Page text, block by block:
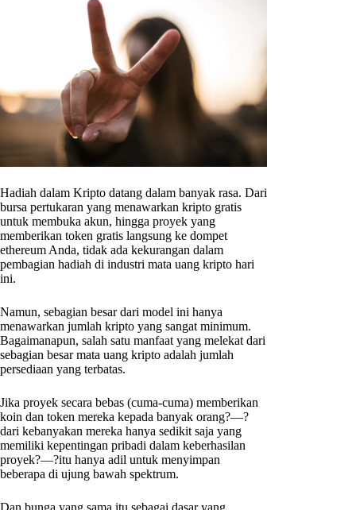
Hadiah dalam Kripto datang dalam banyak rasa. Dari
bursa pertukaran yang menawarkan kripto gratis
untuk membuka akun, hingga proyek yang
memberikan token gratis langsung ke dompet
ethereum Anda, tidak ada kekurangan dalam
pembagian hadiah di industri mata uang kripto hari
ini.
Namun, sebagian besar dari model ini hanya
menawarkan jumlah kripto yang sangat minimum.
Bagaimanapun, salah satu manfaat yang melekat dari
sebagian besar mata uang kripto adalah jumlah
persediaan yang terbatas.
Jika proyek secara bebas (cuma-cuma) memberikan
koin dan token mereka kepada banyak orang?—?
dari kebanyakan mereka hanya sedikit saja yang
memiliki kepentingan pribadi dalam keberhasilan
proyek?—?itu hanya adil untuk menyimpan
beberapa di ujung bawah spektrum.
Dan bunga yang sama itu sebagai dasar yang